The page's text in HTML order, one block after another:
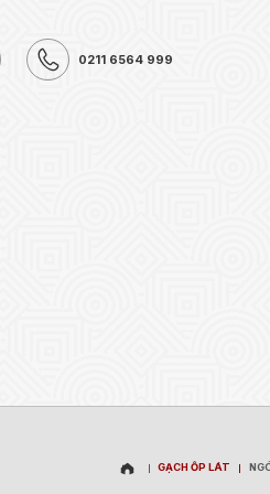
0211 6564 999
GẠCH ỐP LÁT